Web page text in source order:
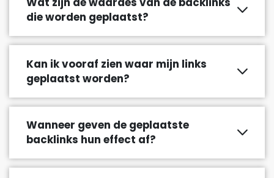
die worden geplaatst?
Kan ik vooraf zien waar mijn links
geplaatst worden?
Wanneer geven de geplaatste
backlinks hun effect af?